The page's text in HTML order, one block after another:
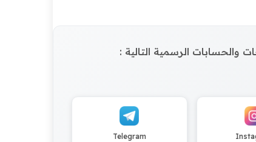
والحسابات الرسمية التالية :
Telegram